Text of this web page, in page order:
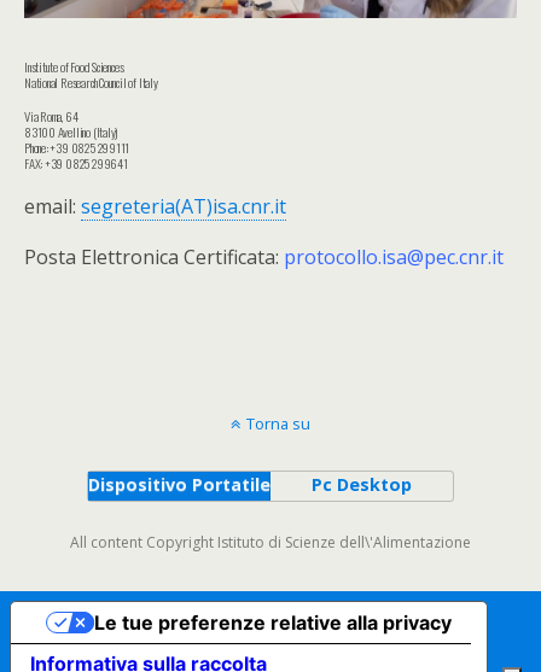
Institute of Food Sciences
National Research Council of Italy
Via Roma, 64
83100 Avellino (Italy)
Phone: +39 0825 299111
FAX: +39 0825 299641
email: segreteria(AT)isa.cnr.it
Posta Elettronica Certificata: protocollo.isa@pec.cnr.it
Torna su
Dispositivo Portatile Pc Desktop
All content Copyright Istituto di Scienze dell\'Alimentazione
Informativa sulla raccolta
Le tue preferenze relative alla privacy